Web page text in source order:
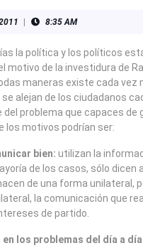
21
2011
8:35 AM
la política y los políticos
motivo de la investidura de
maneras existe cada vez
alejan de los ciudadanos
problema que capaces de
los motivos podrían ser:
bien: utilizan la
de los casos, sólo dicen
de una forma unilateral,
la comunicación que
de partido.
en los problemas del día a